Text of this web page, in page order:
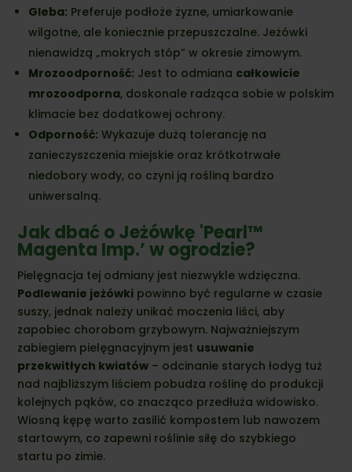
Gleba: Preferuje podłoże żyzne, umiarkowanie
wilgotne, ale koniecznie przepuszczalne. Jeżówki
nienawidzą „mokrych stóp” w okresie zimowym.
Mrozoodporność: Jest to odmiana całkowicie
mrozoodporna, doskonale radząca sobie w polskim
klimacie bez dodatkowej ochrony.
Odporność: Wykazuje dużą tolerancję na
zanieczyszczenia miejskie oraz krótkotrwałe
niedobory wody, co czyni ją rośliną bardzo
uniwersalną.
Jak dbać o Jeżówkę 'Pearl™
Magenta Imp.’ w ogrodzie?
Pielęgnacja tej odmiany jest niezwykle wdzięczna.
Podlewanie jeżówki powinno być regularne w czasie
suszy, jednak należy unikać moczenia liści, aby
zapobiec chorobom grzybowym. Najważniejszym
zabiegiem pielęgnacyjnym jest usuwanie
przekwitłych kwiatów – odcinanie starych łodyg tuż
nad najbliższym liściem pobudza roślinę do produkcji
kolejnych pąków, co znacząco przedłuża widowisko.
Wiosną kępę warto zasilić kompostem lub nawozem
startowym, co zapewni roślinie siłę do szybkiego
startu po zimie.